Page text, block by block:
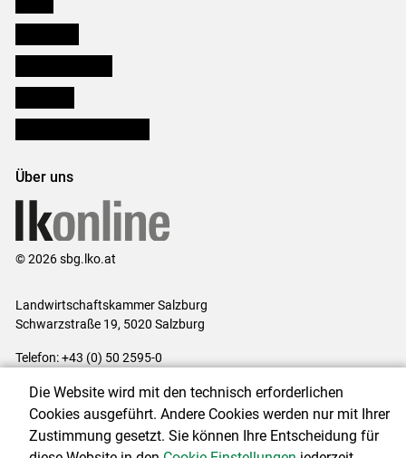
Über uns
© 2026 sbg.lko.at
Landwirtschaftskammer Salzburg
Schwarzstraße 19, 5020 Salzburg
Telefon: +43 (0) 50 2595-0
Impressum|Kontakt|Datenschutzerklärung|Barrierefreiheit|
Cookie-Einstellungen
Die Website wird mit den technisch erforderlichen
Cookies ausgeführt. Andere Cookies werden nur mit Ihrer
Zustimmung gesetzt. Sie können Ihre Entscheidung für